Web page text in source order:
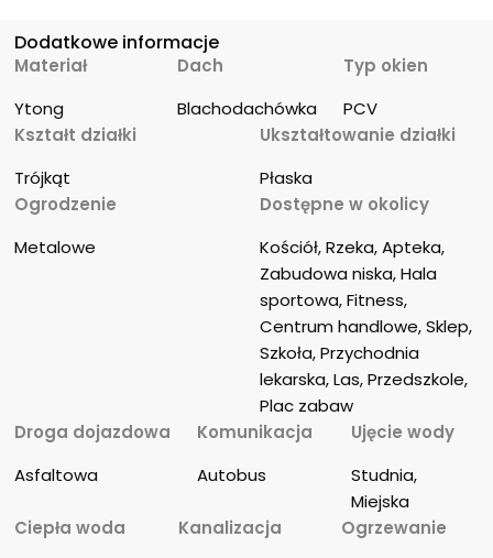
Dodatkowe informacje
Materiał
Ytong
Dach
Blachodachówka
Typ okien
PCV
Kształt działki
Trójkąt
Ukształtowanie działki
Płaska
Ogrodzenie
Metalowe
Dostępne w okolicy
Kościół, Rzeka, Apteka,
Zabudowa niska, Hala
sportowa, Fitness,
Centrum handlowe, Sklep,
Szkoła, Przychodnia
lekarska, Las, Przedszkole,
Plac zabaw
Droga dojazdowa
Asfaltowa
Komunikacja
Autobus
Ujęcie wody
Studnia,
Miejska
Ciepła woda
Kanalizacja
Ogrzewanie